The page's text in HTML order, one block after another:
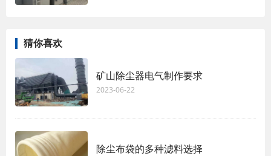
猜你喜欢
矿山除尘器电气制作要求
2023-06-22
除尘布袋的多种滤料选择